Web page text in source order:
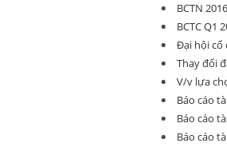
BCTN 2016
BCTC Q1
Đại hội cổ
Thay đổi
V/v lựa
Báo cáo
Báo cáo
Báo cáo